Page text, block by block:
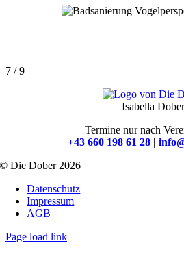
7 / 9
Isabella Dober
Termine nur nach
+43 660 198 61 28 |
© Die Dober 2026
Datenschutz
Impressum
AGB
Page load link